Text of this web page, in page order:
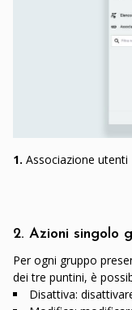
1. Associazione utenti
2. Azioni singolo
Per ogni gruppo
dei tre puntini, è
Disattiva: